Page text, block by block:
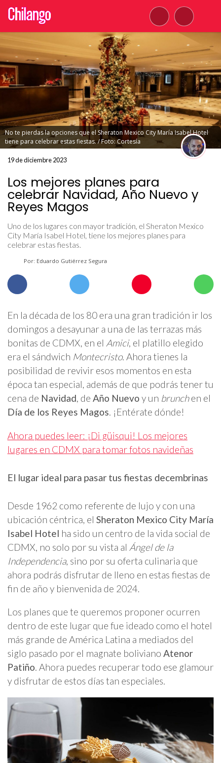
No te pierdas la opciones que el Sheraton Mexico City María Isabel Hotel
tiene para celebrar estas fiestas. / Foto: Cortesía
19 de diciembre 2023
Los mejores planes para
celebrar Navidad, Año Nuevo y
Reyes Magos
Uno de los lugares con mayor tradición, el Sheraton Mexico
City María Isabel Hotel, tiene los mejores planes para
celebrar estas fiestas.
Por: Eduardo Gutiérrez Segura
En la década de los 80 era una gran tradición ir los
domingos a desayunar a una de las terrazas más
bonitas de CDMX, en el Amici, el platillo elegido
era el sándwich Montecristo. Ahora tienes la
posibilidad de revivir esos momentos en esta
época tan especial, además de que podrás tener tu
cena de Navidad, de Año Nuevo y un brunchen el
Día de los Reyes Magos. ¡Entérate dónde!
Ahora puedes leer: ¡Di güisqui! Los mejores
lugares en CDMX para tomar fotos navideñas
El lugar ideal para pasar tus fiestas decembrinas
Desde 1962 como referente de lujo y con una
ubicación céntrica, el Sheraton Mexico City María
Isabel Hotel ha sido un centro de la vida social de
CDMX, no solo por su vista al Ángel de la
Independencia, sino por su oferta culinaria que
ahora podrás disfrutar de lleno en estas fiestas de
fin de año y bienvenida de 2024.
Los planes que te queremos proponer ocurren
dentro de este lugar que fue ideado como el hotel
más grande de América Latina a mediados del
siglo pasado por el magnate boliviano Atenor
Patiño. Ahora puedes recuperar todo ese glamour
y disfrutar de estos días tan especiales.